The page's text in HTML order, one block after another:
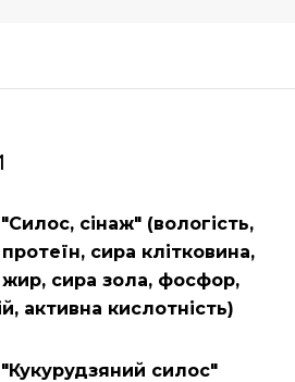
сінаж" (вологість,
сира клітковина,
сира зола, фосфор,
активна кислотність)
силос"